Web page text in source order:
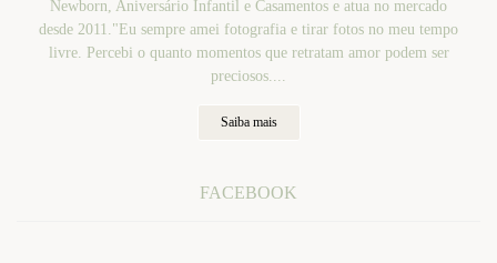
Newborn, Aniversário Infantil e Casamentos e atua no mercado
desde 2011."Eu sempre amei fotografia e tirar fotos no meu tempo
livre. Percebi o quanto momentos que retratam amor podem ser
preciosos....
Saiba mais
FACEBOOK